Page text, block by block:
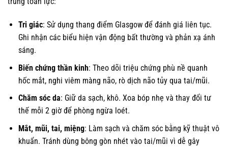
Tri giác: Sử dụng thang điểm Glasgow để đánh giá liên tục.
Ghi nhận các biểu hiện vận động bất thường và phản xạ ánh
sáng.
Biến chứng thần kinh: Theo dõi triệu chứng phù nề quanh
hốc mắt, nghi viêm màng não, rò dịch não tủy qua tai/mũi.
Chăm sóc da: Giữ da sạch, khô. Xoa bóp nhẹ và thay đổi tư
thế mỗi 2 giờ để phòng ngừa loét.
Mắt, mũi, tai, miệng: Làm sạch và chăm sóc bằng kỹ thuật vô
khuẩn. Tránh dùng bông gòn nhét vào tai/mũi vì dễ gây